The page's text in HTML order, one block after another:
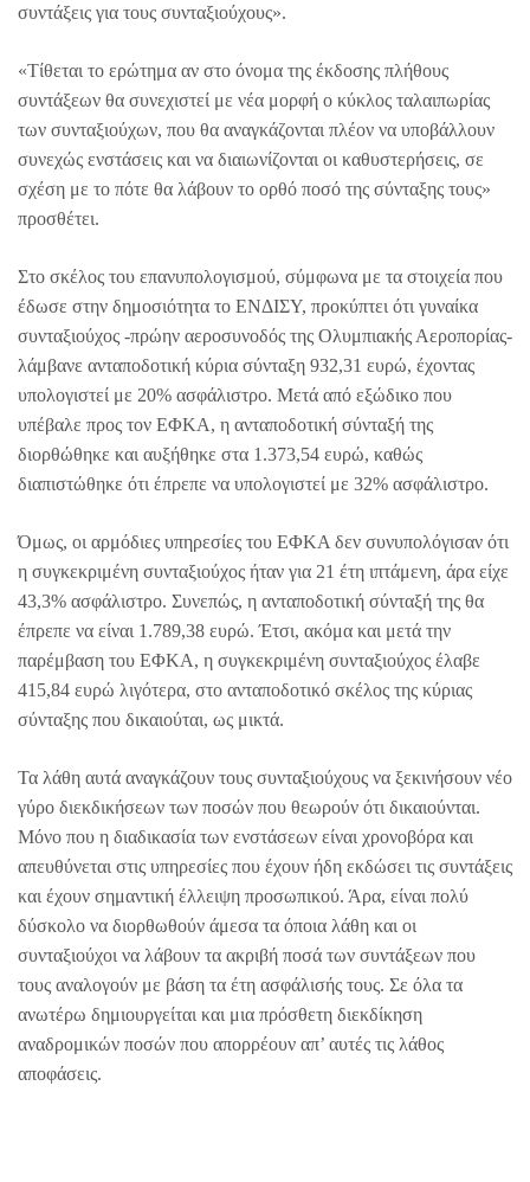
συντάξεις για τους συνταξιούχους».
«Τίθεται το ερώτημα αν στο όνομα της έκδοσης πλήθους
συντάξεων θα συνεχιστεί με νέα μορφή ο κύκλος ταλαιπωρίας
των συνταξιούχων, που θα αναγκάζονται πλέον να υποβάλλουν
συνεχώς ενστάσεις και να διαιωνίζονται οι καθυστερήσεις, σε
σχέση με το πότε θα λάβουν το ορθό ποσό της σύνταξης τους»
προσθέτει.
Στο σκέλος του επανυπολογισμού, σύμφωνα με τα στοιχεία που
έδωσε στην δημοσιότητα το ΕΝΔΙΣΥ, προκύπτει ότι γυναίκα
συνταξιούχος -πρώην αεροσυνοδός της Ολυμπιακής Αεροπορίας-
λάμβανε ανταποδοτική κύρια σύνταξη 932,31 ευρώ, έχοντας
υπολογιστεί με 20% ασφάλιστρο. Μετά από εξώδικο που
υπέβαλε προς τον ΕΦΚΑ, η ανταποδοτική σύνταξή της
διορθώθηκε και αυξήθηκε στα 1.373,54 ευρώ, καθώς
διαπιστώθηκε ότι έπρεπε να υπολογιστεί με 32% ασφάλιστρο.
Όμως, οι αρμόδιες υπηρεσίες του ΕΦΚΑ δεν συνυπολόγισαν ότι
η συγκεκριμένη συνταξιούχος ήταν για 21 έτη ιπτάμενη, άρα είχε
43,3% ασφάλιστρο. Συνεπώς, η ανταποδοτική σύνταξή της θα
έπρεπε να είναι 1.789,38 ευρώ. Έτσι, ακόμα και μετά την
παρέμβαση του ΕΦΚΑ, η συγκεκριμένη συνταξιούχος έλαβε
415,84 ευρώ λιγότερα, στο ανταποδοτικό σκέλος της κύριας
σύνταξης που δικαιούται, ως μικτά.
Τα λάθη αυτά αναγκάζουν τους συνταξιούχους να ξεκινήσουν νέο
γύρο διεκδικήσεων των ποσών που θεωρούν ότι δικαιούνται.
Μόνο που η διαδικασία των ενστάσεων είναι χρονοβόρα και
απευθύνεται στις υπηρεσίες που έχουν ήδη εκδώσει τις συντάξεις
και έχουν σημαντική έλλειψη προσωπικού. Άρα, είναι πολύ
δύσκολο να διορθωθούν άμεσα τα όποια λάθη και οι
συνταξιούχοι να λάβουν τα ακριβή ποσά των συντάξεων που
τους αναλογούν με βάση τα έτη ασφάλισής τους. Σε όλα τα
ανωτέρω δημιουργείται και μια πρόσθετη διεκδίκηση
αναδρομικών ποσών που απορρέουν απ’ αυτές τις λάθος
αποφάσεις.